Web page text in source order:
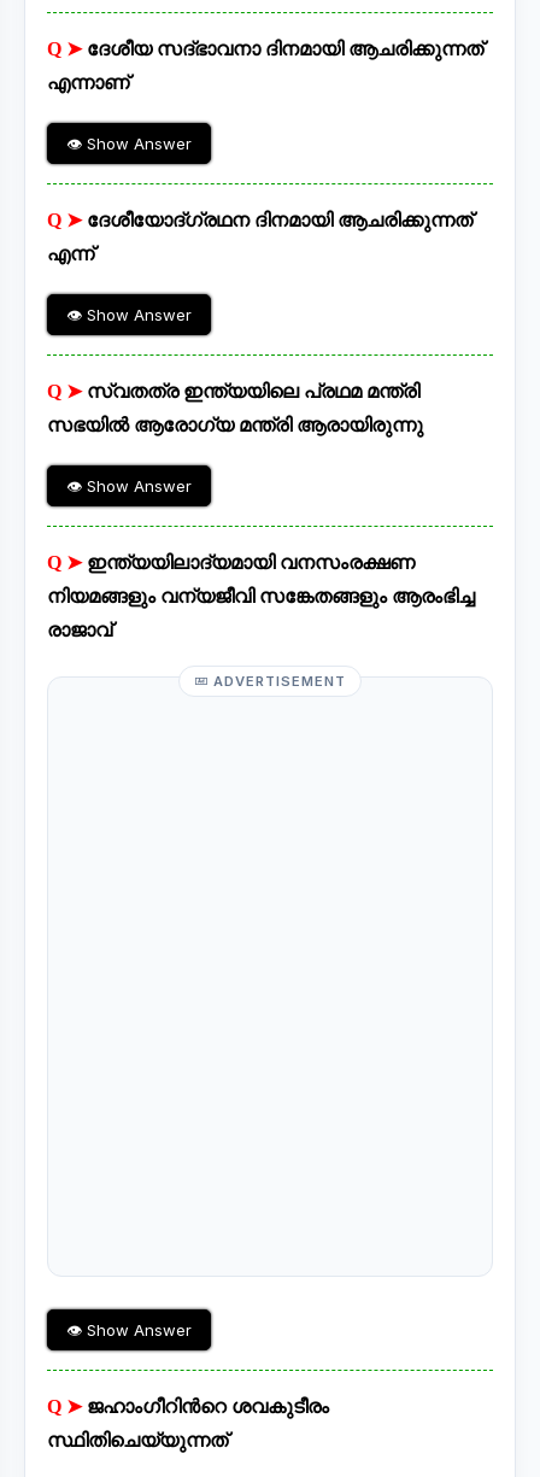
Q ➤ ദേശീയ സദ്ഭാവനാ ദിനമായി ആചരിക്കുന്നത്
എന്നാണ്
👁 Show Answer
Q ➤ ദേശീയോദ്ഗ്രഥന ദിനമായി ആചരിക്കുന്നത്
എന്ന്
👁 Show Answer
Q ➤ സ്വതത്ര ഇന്ത്യയിലെ പ്രഥമ മന്ത്രി
സഭയിൽ ആരോഗ്യ മന്ത്രി ആരായിരുന്നു
👁 Show Answer
Q ➤ ഇന്ത്യയിലാദ്യമായി വനസംരക്ഷണ
നിയമങ്ങളും വന്യജീവി സങ്കേതങ്ങളും ആരംഭിച്ച
രാജാവ്
ADVERTISEMENT
👁 Show Answer
Q ➤ ജഹാംഗീറിൻറെ ശവകുടീരം
സ്ഥിതിചെയ്യുന്നത്